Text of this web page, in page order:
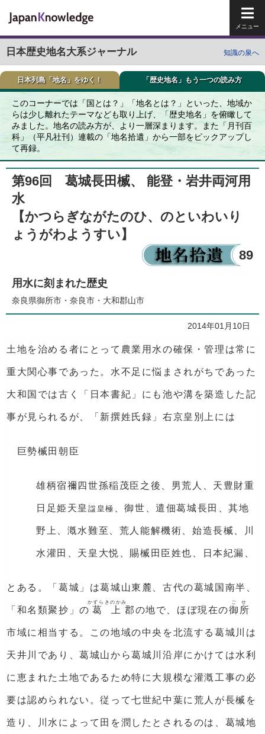
日本歴史地名大系ジャーナル 知識の泉へ
日本列島「地名」をゆく！ 「歴史地名」もう一つの読み方
このコーナーでは「国とは？」「地名とは？」といった、地域か
らは少し離れたテーマなども取り上げ、「歴史地名」を俯瞰して
みました。地名の読み方が、より一層深まります。また「月刊百
科」（平凡社刊）連載の「地名拾遺」から一部をピックアップし
て再録。
第96回 葛城長田楲、 能登・岩井両河用
水
【かつらぎながたのひ、のといわいり
ょうがわようすい】
89
用水に刻まれた歴史
奈良県御所市・奈良市・大和郡山市
2014年01月10日
土地を治める者にとって農業用水の確保・管理は常に
重大関心事であった。水不足に悩まされがちであった
大和国では古く「日本書紀」にも池や溝を築造した記
事が見られるが、「新撰姓氏録」右京皇別上には
巨勢楲田朝臣
雄柄宿禰四世孫稲茂臣之後、男荒人、天豊財重
日足姫天皇 諡皇極 、御世、遣佃葛城長田、其地
野上、漑水難至、荒人能解機術、始造長楲、川
水灌田、天皇大悦、賜楲田臣姓也、日本紀漏、
とある。「葛城」は葛城山東麓、古代の葛城国南半、
「和名類聚抄」の 葛上
かずらきのかみ
郡の地で、ほぼ現在の御所
ごせ
市域に相当する。この地域の中央を北流する葛城川は
天井川であり、葛城山から葛城川沿岸にかけては水利
に恵まれた土地であるため特に大規模な灌漑工事の必
要は認められない。従って七世紀中葉に荒人が長楲を
造り、川水によって田を潤したとされるのは、葛城地